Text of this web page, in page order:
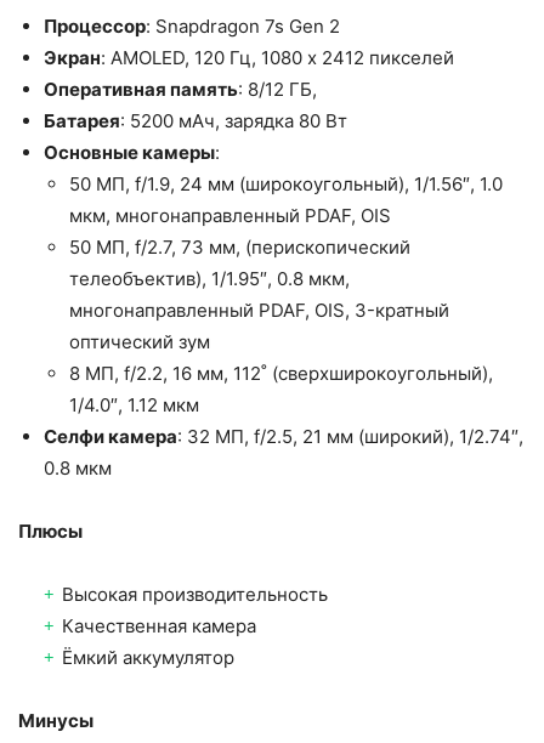
Процессор: Snapdragon 7s Gen 2
Экран: AMOLED, 120 Гц, 1080 x 2412 пикселей
Оперативная память: 8/12 ГБ,
Батарея: 5200 мАч, зарядка 80 Вт
Основные камеры:
50 МП, f/1.9, 24 мм (широкоугольный), 1/1.56″, 1.0
мкм, многонаправленный PDAF, OIS
50 МП, f/2.7, 73 мм, (перископический
телеобъектив), 1/1.95″, 0.8 мкм,
многонаправленный PDAF, OIS, 3-кратный
оптический зум
8 МП, f/2.2, 16 мм, 112˚ (сверхширокоугольный),
1/4.0″, 1.12 мкм
Селфи камера: 32 МП, f/2.5, 21 мм (широкий), 1/2.74″,
0.8 мкм
Плюсы
Высокая производительность
Качественная камера
Ёмкий аккумулятор
Минусы